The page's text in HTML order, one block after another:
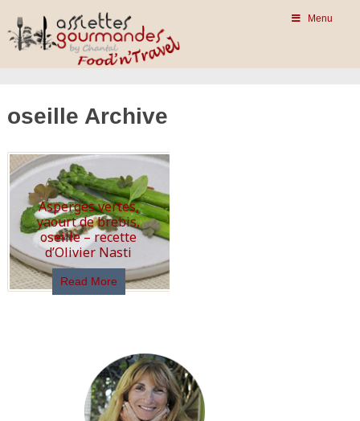
Menu
oseille Archive
Asperges vertes,
yaourt de brebis,
oseille – recette
d’Olivier Nasti
Read More